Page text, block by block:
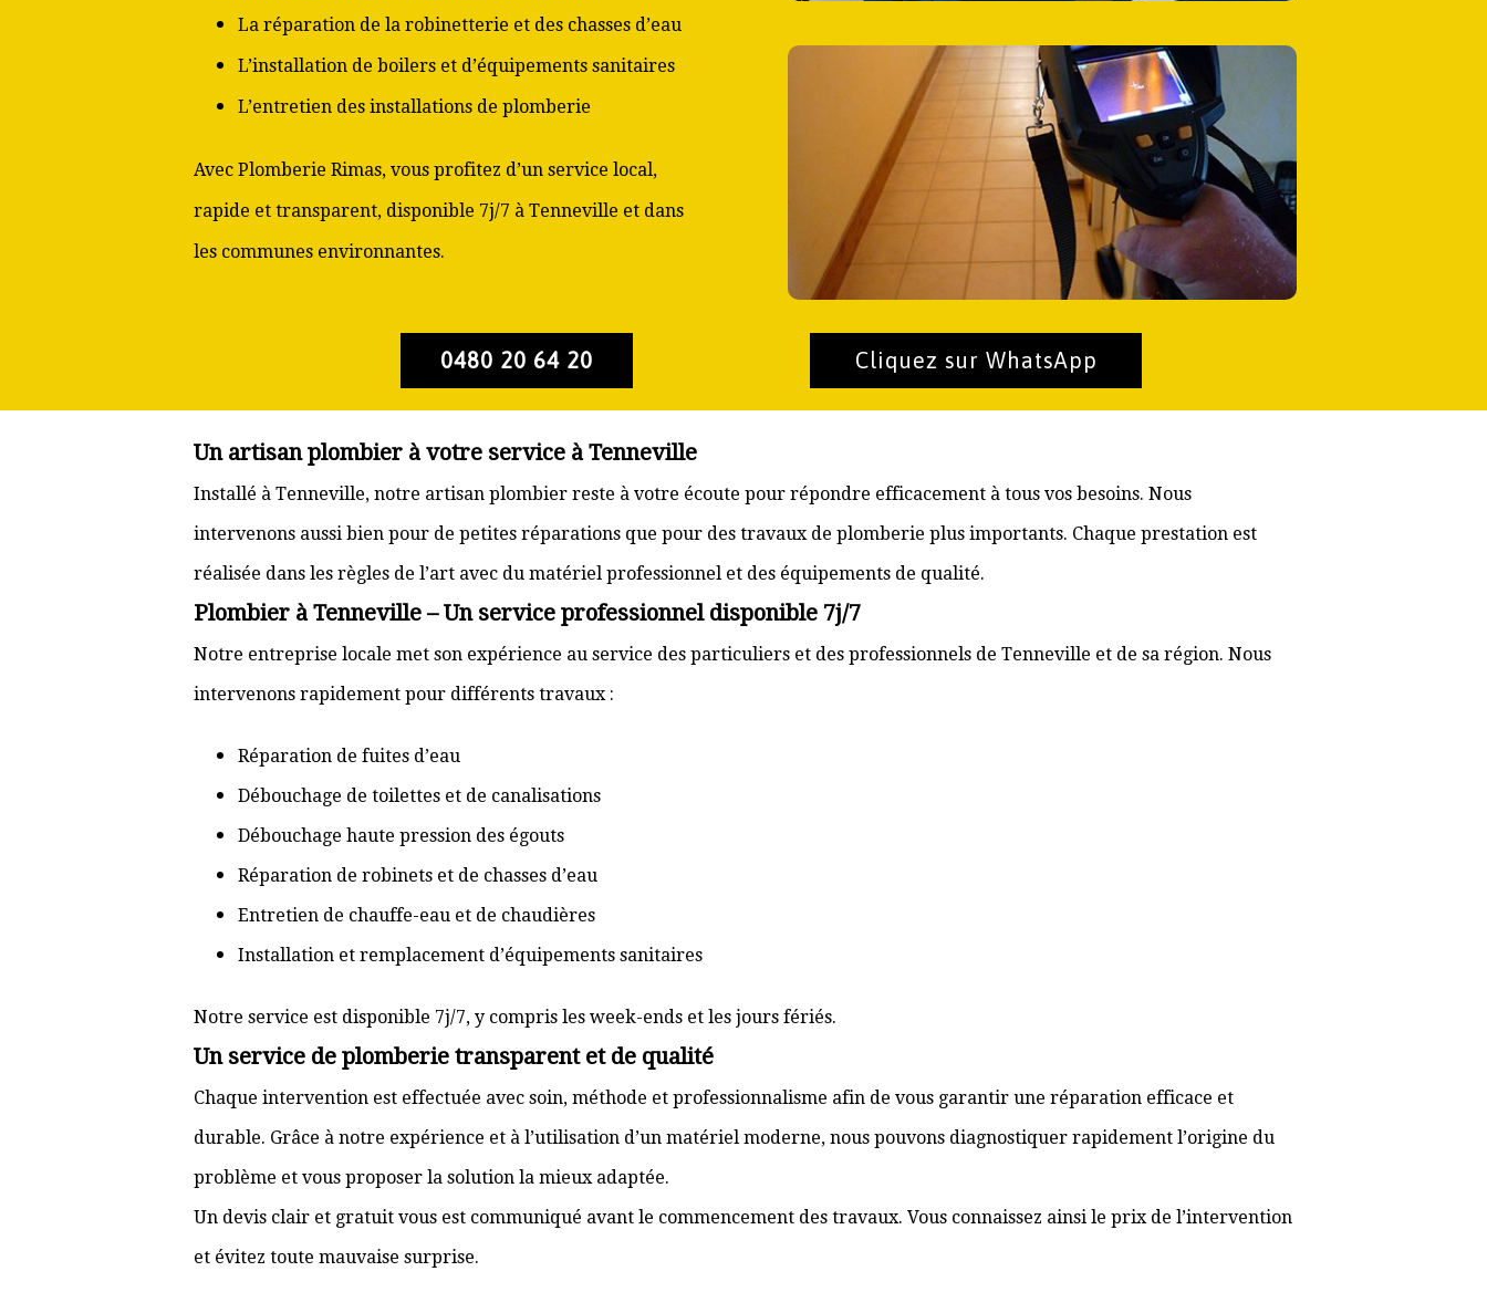
La réparation de la robinetterie et des chasses d’eau
L’installation de boilers et d’équipements sanitaires
L’entretien des installations de plomberie
Avec Plomberie Rimas, vous profitez d’un service local,
rapide et transparent, disponible 7j/7 à Tenneville et dans
les communes environnantes.
0480 20 64 20 Cliquez sur WhatsApp
Un artisan plombier à votre service à Tenneville
Installé à Tenneville, notre artisan plombier reste à votre écoute pour répondre efficacement à tous vos besoins. Nous
intervenons aussi bien pour de petites réparations que pour des travaux de plomberie plus importants. Chaque prestation est
réalisée dans les règles de l’art avec du matériel professionnel et des équipements de qualité.
Plombier à Tenneville – Un service professionnel disponible 7j/7
Notre entreprise locale met son expérience au service des particuliers et des professionnels de Tenneville et de sa région. Nous
intervenons rapidement pour différents travaux :
Réparation de fuites d’eau
Débouchage de toilettes et de canalisations
Débouchage haute pression des égouts
Réparation de robinets et de chasses d’eau
Entretien de chauffe-eau et de chaudières
Installation et remplacement d’équipements sanitaires
Notre service est disponible 7j/7, y compris les week-ends et les jours fériés.
Un service de plomberie transparent et de qualité
Chaque intervention est effectuée avec soin, méthode et professionnalisme afin de vous garantir une réparation efficace et
durable. Grâce à notre expérience et à l’utilisation d’un matériel moderne, nous pouvons diagnostiquer rapidement l’origine du
problème et vous proposer la solution la mieux adaptée.
Un devis clair et gratuit vous est communiqué avant le commencement des travaux. Vous connaissez ainsi le prix de l’intervention
et évitez toute mauvaise surprise.